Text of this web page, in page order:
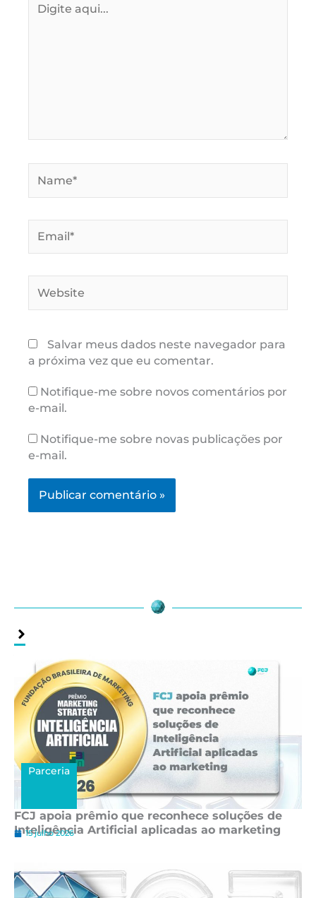
aqui...
Salvar meus dados neste navegador para
a próxima vez que eu comentar.
Notifique-me sobre novos comentários por
e-mail.
Notifique-me sobre novas publicações por
e-mail.
Parceria
FCJ apoia prêmio que reconhece soluções de
Inteligência Artificial aplicadas ao marketing
15 julho 2026